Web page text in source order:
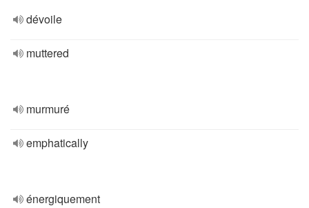
dévoile
muttered
murmuré
emphatically
énergiquement